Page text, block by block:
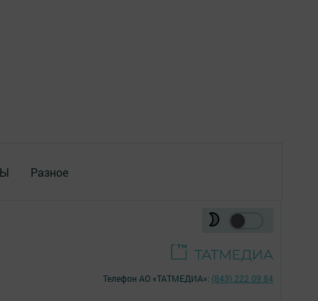
Разное
Телефон АО «ТАТМЕДИА»: (843) 222 09 84